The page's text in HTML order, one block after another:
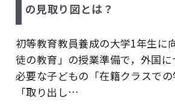
の見取り図とは？
初等教育教員養成の大学1年生に
徒の教育」の授業準備で，外国
必要な子どもの「在籍クラスで
「取り出し…